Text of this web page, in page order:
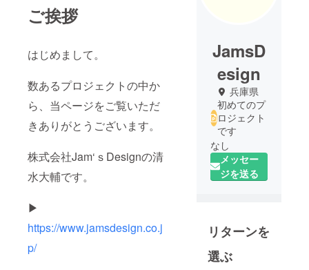
ご挨拶
はじめまして。
数あるプロジェクトの中か
ら、当ページをご覧いただ
きありがとうございます。
株式会社Jam‘ｓDesignの清
水大輔です。
▶
https://www.jamsdesign.co.j
p/
JamsD
esign
兵庫県
初めてのプ
ロジェクト
です
なし
メッセー
ジを送る
リターンを
選ぶ